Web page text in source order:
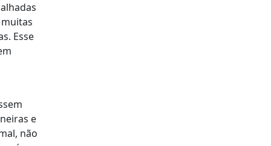
Esse
e
não